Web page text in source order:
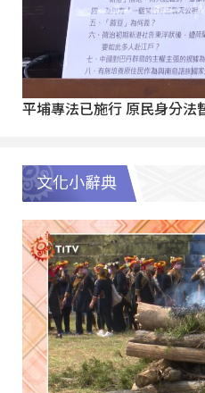
平埔專法已施行 原民身分法
文化小辭典